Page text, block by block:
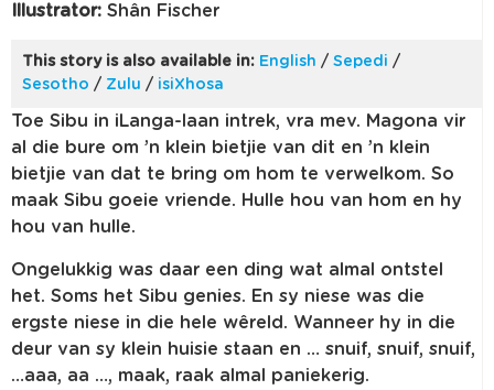
Illustrator: Shân Fischer
This story is also available in: English / Sepedi /
Sesotho / Zulu / isiXhosa
Toe Sibu in iLanga-laan intrek, vra mev. Magona vir
al die bure om ’n klein bietjie van dit en ’n klein
bietjie van dat te bring om hom te verwelkom. So
maak Sibu goeie vriende. Hulle hou van hom en hy
hou van hulle.
Ongelukkig was daar een ding wat almal ontstel
het. Soms het Sibu genies. En sy niese was die
ergste niese in die hele wêreld. Wanneer hy in die
deur van sy klein huisie staan en … snuif, snuif, snuif,
…aaa, aa …, maak, raak almal paniekerig.